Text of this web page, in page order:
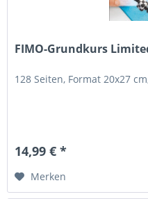
FIMO-Grundkurs
128 Seiten, Format 20x27
14,99 € *
Merken